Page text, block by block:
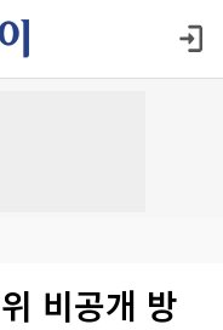
비공개 방